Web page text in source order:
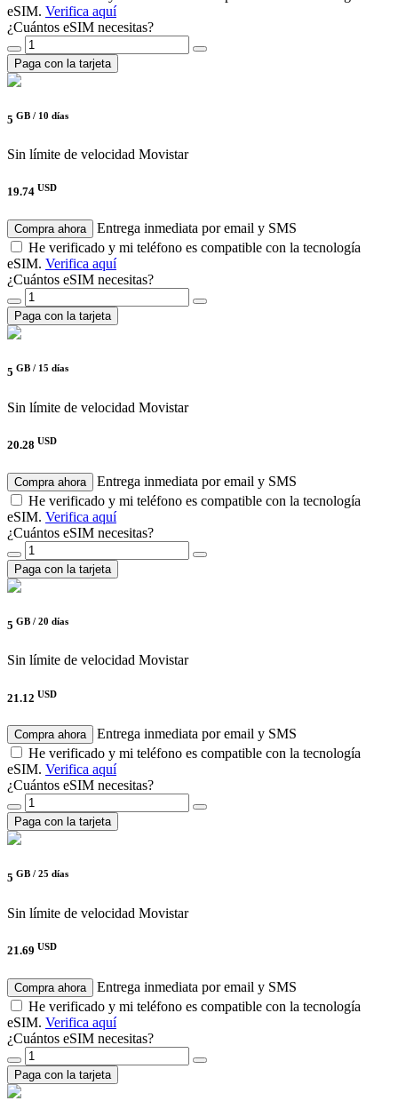
eSIM. Verifica aquí
¿Cuántos eSIM necesitas?
Paga con la tarjeta
5 GB / 10 días
Sin límite de velocidad Movistar
19.74 USD
Compra ahora
Entrega inmediata por email y SMS
He verificado y mi teléfono es compatible con la tecnología
eSIM. Verifica aquí
¿Cuántos eSIM necesitas?
Paga con la tarjeta
5 GB / 15 días
Sin límite de velocidad Movistar
20.28 USD
Compra ahora
Entrega inmediata por email y SMS
He verificado y mi teléfono es compatible con la tecnología
eSIM. Verifica aquí
¿Cuántos eSIM necesitas?
Paga con la tarjeta
5 GB / 20 días
Sin límite de velocidad Movistar
21.12 USD
Compra ahora
Entrega inmediata por email y SMS
He verificado y mi teléfono es compatible con la tecnología
eSIM. Verifica aquí
¿Cuántos eSIM necesitas?
Paga con la tarjeta
5 GB / 25 días
Sin límite de velocidad Movistar
21.69 USD
Compra ahora
Entrega inmediata por email y SMS
He verificado y mi teléfono es compatible con la tecnología
eSIM. Verifica aquí
¿Cuántos eSIM necesitas?
Paga con la tarjeta